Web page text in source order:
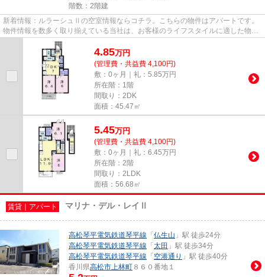
階数：2階建
新着情報：ルラーシュⅡの空室情報ならコチラ。こちらの物件はアパートです。
物件情報を数多く取り揃えている当社は、お客様のライフスタイルに適した物件
のご紹介をさせていただきます...
4.85万円
(管理費・共益費 4,100円)
敷：0ヶ月｜礼：5.85万円
所在階：1階
間取り：2DK
面積：45.47㎡
5.45万円
(管理費・共益費 4,100円)
敷：0ヶ月｜礼：6.45万円
所在階：2階
間取り：2LDK
面積：56.68㎡
賃貸｜アパート マリナ・デル・レイⅡ
高松琴平電気鉄道琴平線 「 仏生山 」駅 徒歩24分
高松琴平電気鉄道琴平線 「 太田 」駅 徒歩34分
高松琴平電気鉄道琴平線 「 空港通り 」駅 徒歩40分
香川県高松市上林町 ８６０番地１